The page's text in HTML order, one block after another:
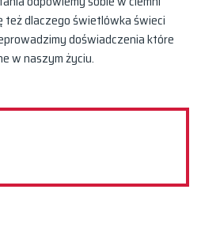
dlaczego świetlówka świeci
doświadczenia które
w naszym życiu.